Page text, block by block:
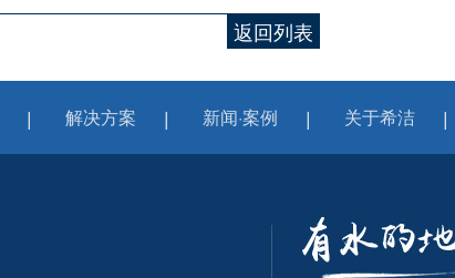
返回列表
解决方案 新闻·案例 关于希洁